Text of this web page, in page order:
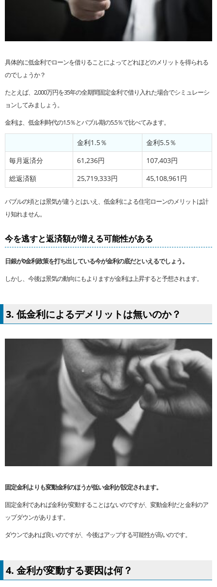
具体的に低金利でローンを借りることによってどれほどのメリットを得られる
のでしょうか？
たとえば、2,000万円を35年の全期間固定金利で借り入れた場合でシミュレーシ
ョンしてみましょう。
金利は、低金利時代の1.5％とバブル期の5.5％で比べてみます。
金利1.5％
金利5.5％
毎月返済分
61,236円
107,403円
総返済額
25,719,333円 45,108,961円
バブルの頃とは景気が違うとはいえ、低金利による住宅ローンのメリットは計
り知れません。
今を逃すと返済額が増える可能性がある
日銀が0金利政策を打ち出している今が金利の底だといえるでしょう。
しかし、今後は景気の動向にもよりますが金利は上昇すると予想されます。
3. 低金利によるデメリットは無いのか？
固定金利よりも変動金利のほうが低い金利が設定されます。
固定金利であれば金利が変動することはないのですが、変動金利だと金利のア
ップダウンがあります。
ダウンであれば良いのですが、今後はアップする可能性が高いのです。
4. 金利が変動する要因は何？